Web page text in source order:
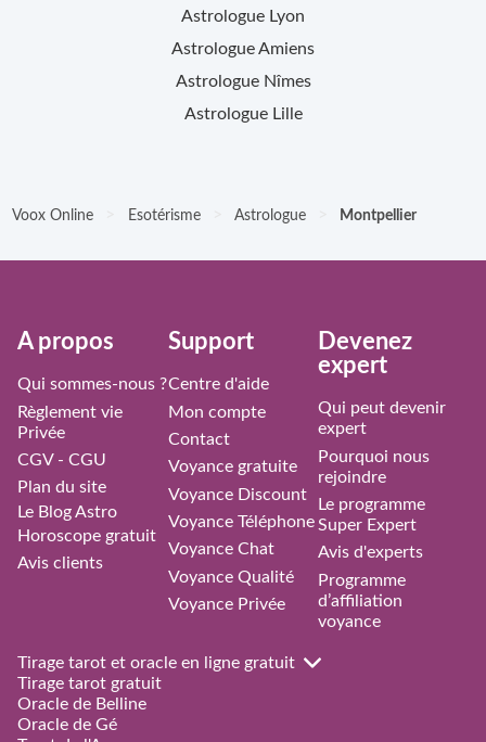
Astrologue Lyon
AstrologueAmiens
Astrologue Nîmes
Astrologue Lille
Voox Online Esotérisme Astrologue Montpellier
À propos
Qui sommes-nous ?
Règlement vie
Privée
CGV - CGU
Plan du site
Le Blog Astro
Horoscope gratuit
Avis clients
Support
Centre d'aide
Mon compte
Contact
Voyance gratuite
Voyance Discount
Voyance Téléphone
Voyance Chat
Voyance Qualité
Voyance Privée
Devenez
expert
Qui peut devenir
expert
Pourquoi nous
rejoindre
Le programme
Super Expert
Avis d'experts
Programme
d’affiliation
voyance
Tirage tarot et oracle en ligne gratuit
Tirage tarot gratuit
Oracle de Belline
Oracle de Gé